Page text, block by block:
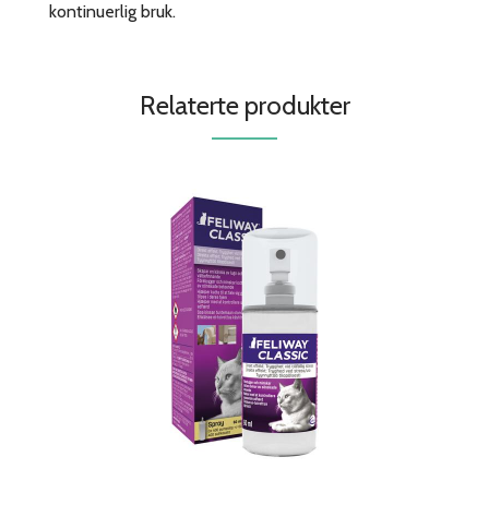
kontinuerlig bruk.
Relaterte produkter